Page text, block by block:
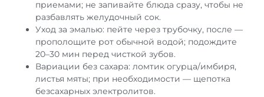
приемами; не запивайте блюда сразу, чтобы не
разбавлять желудочный сок.
Уход за эмалью: пейте через трубочку, после —
прополощите рот обычной водой; подождите
20–30 мин перед чисткой зубов.
Вариации без сахара: ломтик огурца/имбиря,
листья мяты; при необходимости — щепотка
безсахарных электролитов.